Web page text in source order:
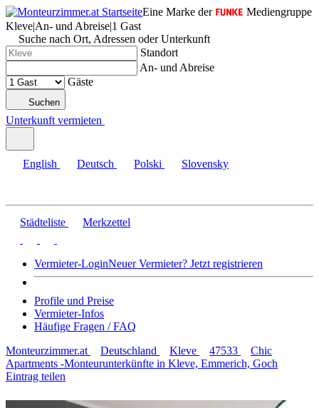
Eine Marke der
Mediengruppe
Kleve|An- und Abreise|1 Gast
Suche nach Ort, Adressen oder Unterkunft
Standort
An- und Abreise
Gäste
Suchen
Unterkunft vermieten
English Deutsch Polski Slovensky
Städteliste Merkzettel
Vermieter-LoginNeuer Vermieter? Jetzt registrieren
Profile und Preise
Vermieter-Infos
Häufige Fragen / FAQ
Monteurzimmer.at
Deutschland Kleve 47533
Chic
Apartments -Monteurunterkünfte in Kleve, Emmerich, Goch
Eintrag teilen